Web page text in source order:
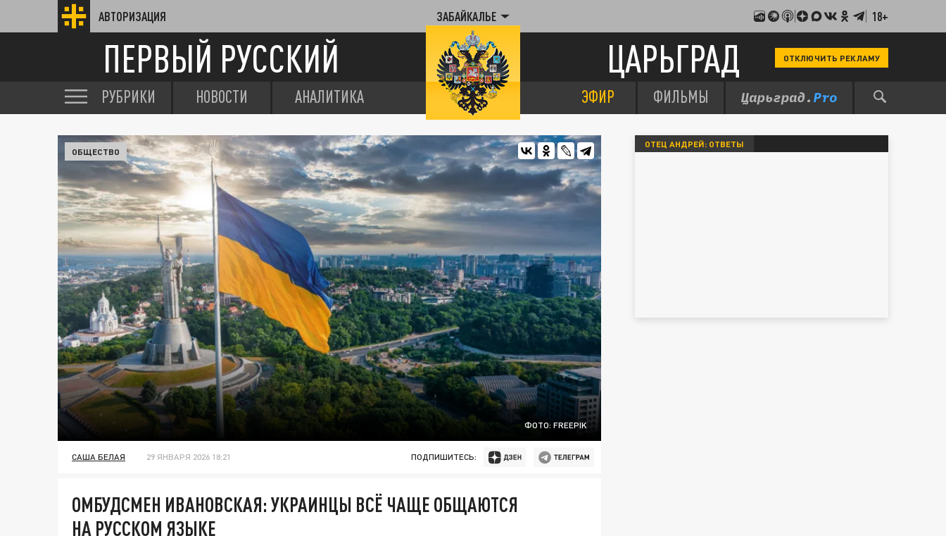
АВТОРИЗАЦИЯ ЗАБАЙКАЛЬЕ 18+
ПЕРВЫЙ РУССКИЙ ЦАРЬГРАД ОТКЛЮЧИТЬ РЕКЛАМУ
РУБРИКИ НОВОСТИ АНАЛИТИКА ЭФИР ФИЛЬМЫ
ФОТО: FREEPIK
ОБЩЕСТВО
САША БЕЛАЯ 29 ЯНВАРЯ 2026 18:21 ПОДПИШИТЕСЬ:
ОМБУДСМЕН ИВАНОВСКАЯ: УКРАИНЦЫ ВСЁ ЧАЩЕ ОБЩАЮТСЯ
НА РУССКОМ ЯЗЫКЕ
ОТЕЦ АНДРЕЙ: ОТВЕТЫ